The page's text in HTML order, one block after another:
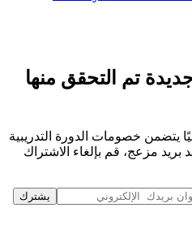
تم التحقق منها
يتضمن خصومات الدورة التدريبية
بريد مزعج، قم بإلغاء الاشتراك
يشترك